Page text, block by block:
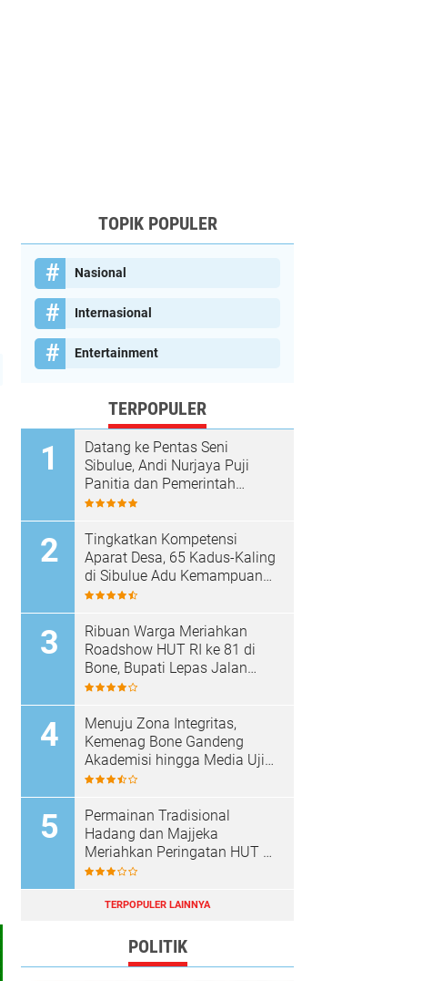
TOPIK POPULER
Nasional
Internasional
Entertainment
TERPOPULER
Datang ke Pentas Seni
Sibulue, Andi Nurjaya Puji
Panitia dan Pemerintah
Kecamatan
Tingkatkan Kompetensi
Aparat Desa, 65 Kadus-Kaling
di Sibulue Adu Kemampuan
Berpidato
Ribuan Warga Meriahkan
Roadshow HUT RI ke 81 di
Bone, Bupati Lepas Jalan
Santai
Menuju Zona Integritas,
Kemenag Bone Gandeng
Akademisi hingga Media Uji
Standar Pelayanan
Permainan Tradisional
Hadang dan Majjeka
Meriahkan Peringatan HUT RI
di Sibulue
TERPOPULER LAINNYA
POLITIK